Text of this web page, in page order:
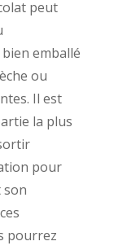
peut
emballé
ou
Il est
la plus
pour
son
pourrez